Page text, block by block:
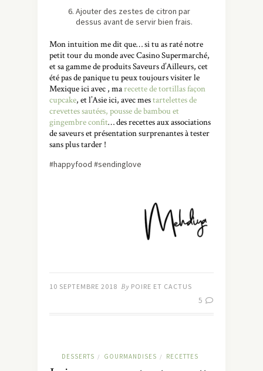
Ajouter des zestes de citron par
dessus avant de servir bien frais.
Mon intuition me dit que… si tu as raté notre
petit tour du monde avec Casino Supermarché,
et sa gamme de produits Saveurs d’Ailleurs, cet
été pas de panique tu peux toujours visiter le
Mexique ici avec , marecette de tortillas façon
cupcake, et l’Asie ici, avec mestartelettes de
crevettes sautées, pousse de bambou et
gingembre confit… des recettes aux associations
de saveurs et présentation surprenantes à tester
sans plus tarder !
#happyfood #sendinglove
10 SEPTEMBRE 2018 By POIRE ET CACTUS
5
DESSERTS / GOURMANDISES / RECETTES